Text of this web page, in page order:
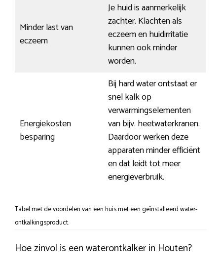
Minder last van
eczeem
Je huid is aanmerkelijk
zachter. Klachten als
eczeem en huidirritatie
kunnen ook minder
worden.
Energiekosten
besparing
Bij hard water ontstaat er
snel kalk op
verwarmingselementen
van bijv. heetwaterkranen.
Daardoor werken deze
apparaten minder efficiënt
en dat leidt tot meer
energieverbruik.
Tabel met de voordelen van een huis met een geïnstalleerd water-
ontkalkingsproduct.
Hoe zinvol is een waterontkalker in Houten?